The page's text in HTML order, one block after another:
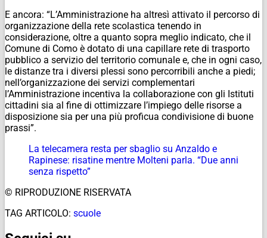
E ancora: “L’Amministrazione ha altresì attivato il percorso di
organizzazione della rete scolastica tenendo in
considerazione, oltre a quanto sopra meglio indicato, che il
Comune di Como è dotato di una capillare rete di trasporto
pubblico a servizio del territorio comunale e, che in ogni caso,
le distanze tra i diversi plessi sono percorribili anche a piedi;
nell’organizzazione dei servizi complementari
l’Amministrazione incentiva la collaborazione con gli Istituti
cittadini sia al fine di ottimizzare l’impiego delle risorse a
disposizione sia per una più proficua condivisione di buone
prassi”.
La telecamera resta per sbaglio su Anzaldo e
Rapinese: risatine mentre Molteni parla. “Due anni
senza rispetto”
© RIPRODUZIONE RISERVATA
TAG ARTICOLO: scuole